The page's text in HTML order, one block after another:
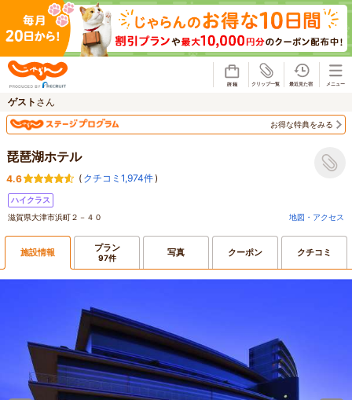
ゲスト さん
お得な特典をみる
琵琶湖ホテル
4.6 ( クチコミ1,974件)
ハイクラス
滋賀県大津市浜町２－４０
地図・アクセス
施設情報 プラン
97件 写真 クーポン クチコミ